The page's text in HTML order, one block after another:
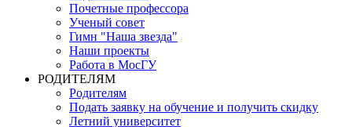
Почетные профессора
Ученый совет
Гимн "Наша звезда"
Наши проекты
Работа в МосГУ
РОДИТЕЛЯМ
Родителям
Подать заявку на обучение и получить скидку
Летний университет